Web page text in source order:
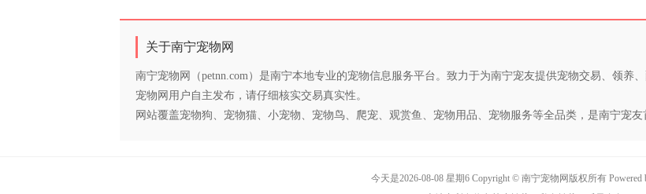
关于南宁宠物网
南宁宠物网（petnn.com）是南宁本地专业的宠物信息服务平台。致力于为南宁宠友提供宠物交易、领养
宠物网用户自主发布，请仔细核实交易真实性。
网站覆盖宠物狗、宠物猫、小宠物、宠物鸟、爬宠、观赏鱼、宠物用品、宠物服务等全品类，是南宁宠友
今天是2026-08-08 星期6 Copyright © 南宁宠物网版权所有 Powered